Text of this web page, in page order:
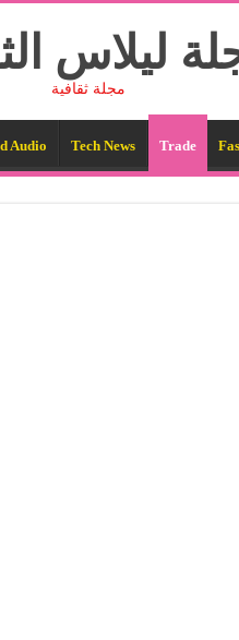
ليلاس
مجلة ثقافية
Trade
Tech News
Audio